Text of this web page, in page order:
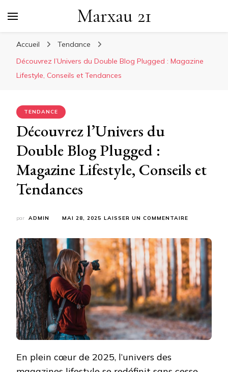
Marxau 21
Accueil
Tendance
Découvrez l’Univers du Double Blog Plugged : Magazine
Lifestyle, Conseils et Tendances
TENDANCE
Découvrez l’Univers du
Double Blog Plugged :
Magazine Lifestyle, Conseils et
Tendances
par ADMIN MAI 28, 2025 LAISSER UN COMMENTAIRE
DU
DOUBLE
BLOG
PLUGGED
:
MAGAZINE
LIFESTYLE,
CONSEILS
ET
TENDANCES
En plein cœur de 2025, l’univers des